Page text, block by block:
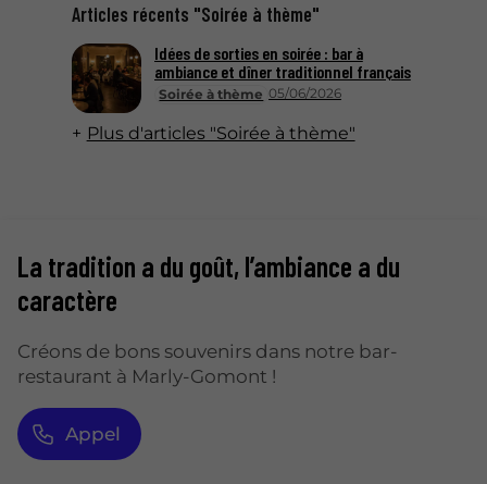
Articles récents "Soirée à thème"
Soirée à thème 05/06/2026
Idées de sorties en soirée : bar à
ambiance et dîner traditionnel français
Plus d'articles "Soirée à thème"
La tradition a du goût, l’ambiance a du
caractère
Créons de bons souvenirs dans notre bar-
restaurant à Marly-Gomont !
Appel